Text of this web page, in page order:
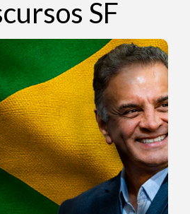
SF